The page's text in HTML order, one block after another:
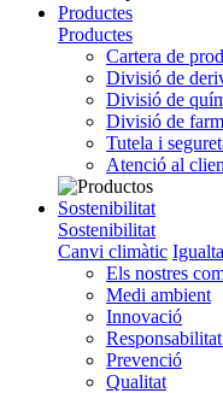
Productes
Productes
Cartera de
Divisió de
Divisió de
Divisió de
Tutela i
Atenció al
Sostenibilitat
Sostenibilitat
Canvi climàtic
Els nostres
Medi ambient
Innovació
Prevenció
Qualitat